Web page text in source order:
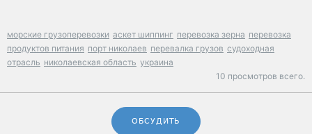
морские грузоперевозки аскет шиппинг перевозка зерна перевозка
продуктов питания порт николаев перевалка грузов судоходная
отрасль николаевская область украина
10 просмотров всего.
ОБСУДИТЬ